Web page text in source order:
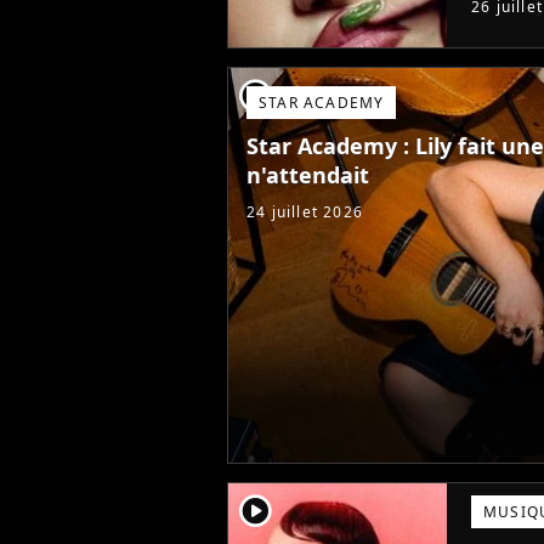
Star
26 juillet
player2STAR ACADEMY
Star Academy : Lily fait
n'attendait
24 juillet 2026
player2